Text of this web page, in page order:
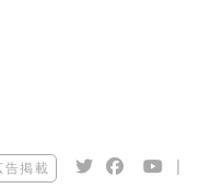
告掲載 |